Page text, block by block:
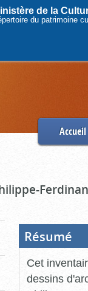
de la
du patrimoine
Accueil
Résumé
Cet
dessins